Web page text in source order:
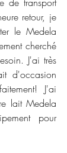
retour, je
le Medela
cherché
J'ai très
d'occasion
J'ai
lait Medela
pour